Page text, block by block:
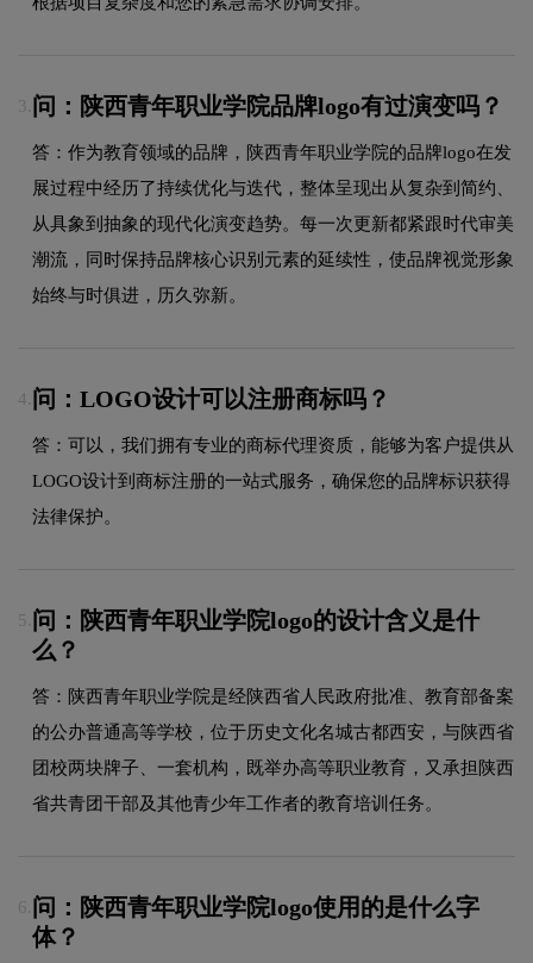
3. 问：陕西青年职业学院品牌logo有过演变吗？
答：作为教育领域的品牌，陕西青年职业学院的品牌logo在发
展过程中经历了持续优化与迭代，整体呈现出从复杂到简约、
从具象到抽象的现代化演变趋势。每一次更新都紧跟时代审美
潮流，同时保持品牌核心识别元素的延续性，使品牌视觉形象
始终与时俱进，历久弥新。
4. 问：LOGO设计可以注册商标吗？
答：可以，我们拥有专业的商标代理资质，能够为客户提供从
LOGO设计到商标注册的一站式服务，确保您的品牌标识获得
法律保护。
5. 问：陕西青年职业学院logo的设计含义是什
么？
答：陕西青年职业学院是经陕西省人民政府批准、教育部备案
的公办普通高等学校，位于历史文化名城古都西安，与陕西省
团校两块牌子、一套机构，既举办高等职业教育，又承担陕西
省共青团干部及其他青少年工作者的教育培训任务。
6. 问：陕西青年职业学院logo使用的是什么字
体？